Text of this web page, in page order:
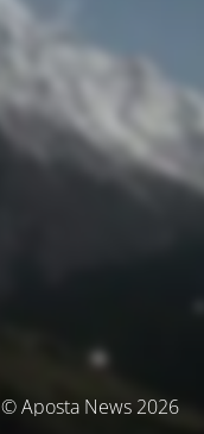
© Aposta News 2026